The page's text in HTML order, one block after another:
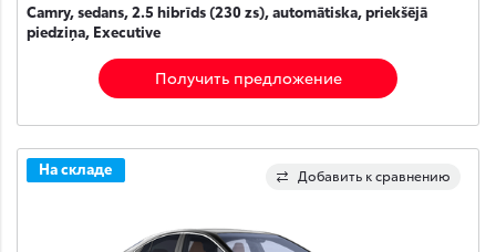
Camry, sedans, 2.5 hibrīds (230 zs), automātiska, priekšējā
piedziņa, Executive
Получить предложение
Добавить к сравнению
На складе